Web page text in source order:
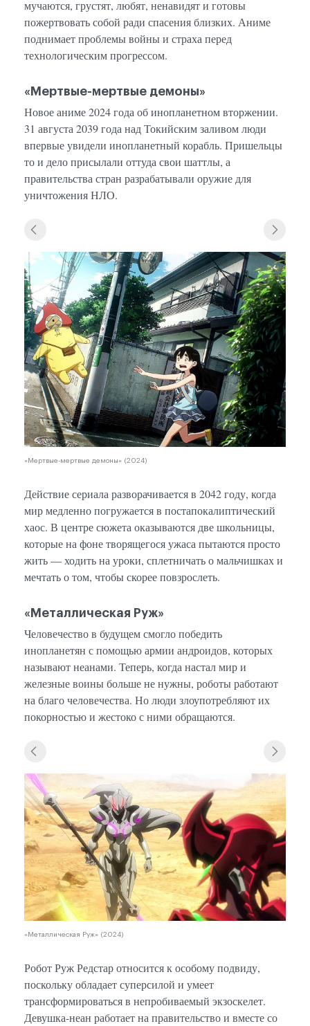
мучаются, грустят, любят, ненавидят и готовы
пожертвовать собой ради спасения близких. Аниме
поднимает проблемы войны и страха перед
технологическим прогрессом.
«Мертвые-мертвые демоны»
Новое аниме 2024 года об инопланетном вторжении.
31 августа 2039 года над Токийским заливом люди
впервые увидели инопланетный корабль. Пришельцы
то и дело присылали оттуда свои шаттлы, а
правительства стран разрабатывали оружие для
уничтожения НЛО.
«Мертвые-мертвые демоны» (2024)
Действие сериала разворачивается в 2042 году, когда
мир медленно погружается в постапокалиптический
хаос. В центре сюжета оказываются две школьницы,
которые на фоне творящегося ужаса пытаются просто
жить — ходить на уроки, сплетничать о мальчишках и
мечтать о том, чтобы скорее повзрослеть.
«Металлическая Руж»
Человечество в будущем смогло победить
инопланетян с помощью армии андроидов, которых
называют неанами. Теперь, когда настал мир и
железные воины больше не нужны, роботы работают
на благо человечества. Но люди злоупотребляют их
покорностью и жестоко с ними обращаются.
«Металлическая Руж» (2024)
Робот Руж Редстар относится к особому подвиду,
поскольку обладает суперсилой и умеет
трансформироваться в непробиваемый экзоскелет.
Девушка-неан работает на правительство и вместе со